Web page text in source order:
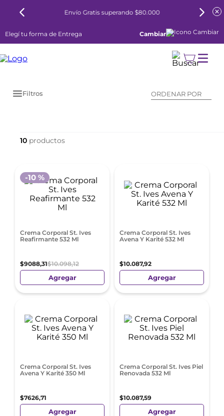
Envío Gratis superando $80.000
Elegí tu forma de Entrega Cambiar
Filtros ORDENAR POR
10
Crema Corporal St. Ives
Reafirmante 532 Ml
$9088,31$10.098,12
-10 %
Agregar
Crema Corporal St. Ives
Avena Y Karité 532 Ml
$10.087,92
Agregar
Crema Corporal St. Ives
Avena Y Karité 350 Ml
$7626,71
Agregar
Crema Corporal St. Ives Piel
Renovada 532 Ml
$10.087,59
Agregar